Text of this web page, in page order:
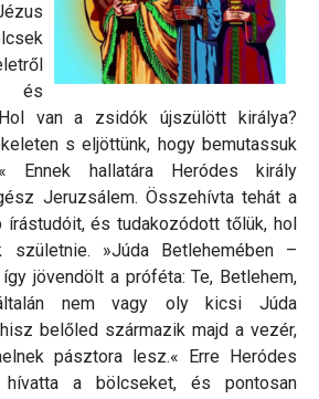
és
van a zsidók újszülött királya?
s eljöttünk, hogy bemutassuk
Ennek hallatára Heródes király
Jeruzsálem. Összehívta tehát a
és tudakozódott tőlük, hol
»Júda Betlehemében –
jövendölt a próféta: Te, Betlehem,
nem vagy oly kicsi Júda
belőled származik majd a vezér,
pásztora lesz.« Erre Heródes
hívatta a bölcseket, és pontosan